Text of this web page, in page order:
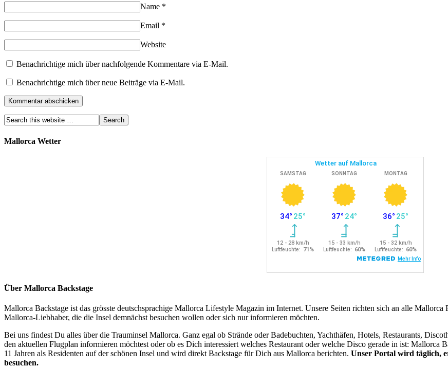
Name *
Email *
Website
Benachrichtige mich über nachfolgende Kommentare via E-Mail.
Benachrichtige mich über neue Beiträge via E-Mail.
Mallorca Wetter
Über Mallorca Backstage
Mallorca Backstage ist das grösste deutschsprachige Mallorca Lifestyle Magazin im Internet. Unsere Seiten richten sich an alle
Mallorca-Liebhaber, die die Insel demnächst besuchen wollen oder sich nur informieren möchten.
Bei uns findest Du alles über die Trauminsel Mallorca. Ganz egal ob Strände oder Badebuchten, Yachthäfen, Hotels, Restaurants,
den aktuellen Flugplan informieren möchtest oder ob es Dich interessiert welches Restaurant oder welche Disco gerade in ist: Mallorca
11 Jahren als Residenten auf der schönen Insel und wird direkt Backstage für Dich aus Mallorca berichten. Unser Portal wird täglich,
besuchen.